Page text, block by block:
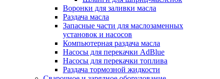
Воронки для заливки масла
Раздача масла
Запасные части для маслозаменных
установок и насосов
Компьютерная раздача масла
Насосы для перекачки AdBlue
Насосы для перекачки топлива
Раздача тормозной жидкости